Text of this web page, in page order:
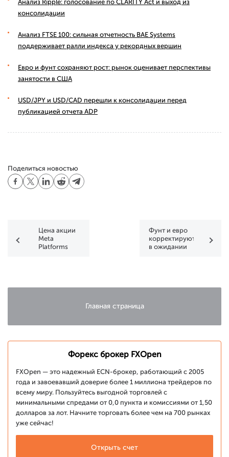
Анализ Ripple: голосование по CLARITY Act и выход из
консолидации
Анализ FTSE 100: сильная отчетность BAE Systems
поддерживает ралли индекса у рекордных вершин
Евро и фунт сохраняют рост: рынок оценивает перспективы
занятости в США
USD/JPY и USD/CAD перешли к консолидации перед
публикацией отчета ADP
Поделиться новостью
Цена акции
Meta
Platforms
Фунт и евро
корректируются
в ожидании
Главная страница
Форекс брокер FXOpen
FXOpen — это надежный ECN-брокер, работающий с 2005
года и завоевавший доверие более 1 миллиона трейдеров по
всему миру. Пользуйтесь выгодной торговлей с
минимальными спредами от 0,0 пункта и комиссиями от 1,50
долларов за лот. Начните торговать более чем на 700 рынках
уже сейчас!
Открыть счет